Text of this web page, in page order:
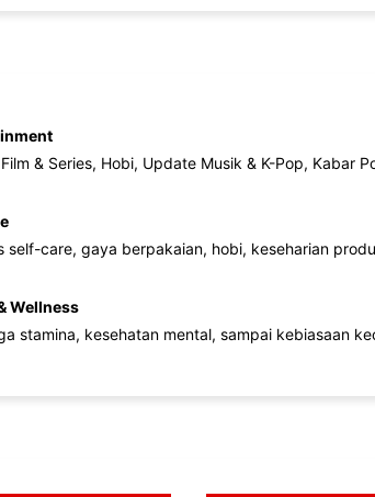
& Series, Hobi, Update Musik & K-Pop, Kabar
self-care, gaya berpakaian, hobi, keseharian
Wellness
stamina, kesehatan mental, sampai kebiasaan